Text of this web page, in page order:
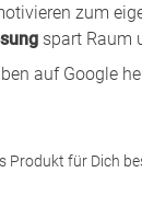
zum
spart Raum
auf Google
Produkt für Dich